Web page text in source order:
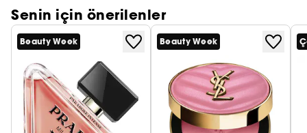
Senin için önerilenler
Beauty Week Beauty Week